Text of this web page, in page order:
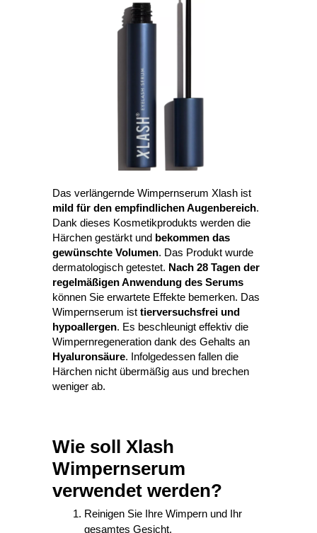
Das verlängernde Wimpernserum Xlash ist
mild für den empfindlichen Augenbereich.
Dank dieses Kosmetikprodukts werden die
Härchen gestärkt und bekommen das
gewünschte Volumen. Das Produkt wurde
dermatologisch getestet. Nach 28 Tagen der
regelmäßigen Anwendung des Serums
können Sie erwartete Effekte bemerken. Das
Wimpernserum ist tierversuchsfrei und
hypoallergen. Es beschleunigt effektiv die
Wimpernregeneration dank des Gehalts an
Hyaluronsäure. Infolgedessen fallen die
Härchen nicht übermäßig aus und brechen
weniger ab.
Wie soll Xlash
Wimpernserum
verwendet werden?
Reinigen Sie Ihre Wimpern und Ihr
gesamtes Gesicht.